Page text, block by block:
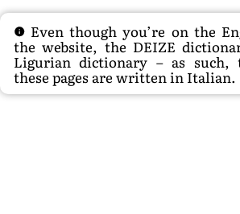
Even though you’re on the
the website, the DEIZE
Ligurian dictionary – as such,
these pages are written in Italian.